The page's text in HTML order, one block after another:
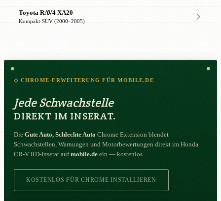
Toyota RAV4 XA20
Kompakt-SUV (2000–2005)
◇ CHROME-ERWEITERUNG FÜR MOBILE.DE
Jede Schwachstelle
DIREKT IM INSERAT.
Die Gute Auto, Schlechte Auto Chrome Extension blendet
Schwachstellen, Warnungen und Motorbewertungen direkt im Honda
CR-V RD-Inserat aufmobile.de ein — kostenlos.
KOSTENLOS FÜR CHROME INSTALLIEREN